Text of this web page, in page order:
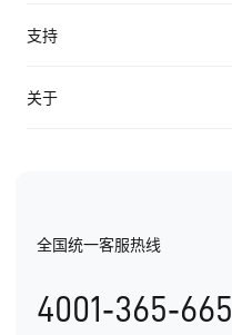
企业服务
金融服务
支持
帮助中心
关于
EC荣誉
办公地址
全国统一客服热线
4001-365-665